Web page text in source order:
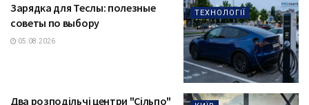
ТЕХНОЛОГІЇ
Зарядка для Теслы: полезные
советы по выбору
05.08.2026
Два розподільчі центри "Сільпо"